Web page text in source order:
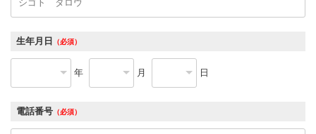
生年月日 （必須）
年 月 日
電話番号 （必須）